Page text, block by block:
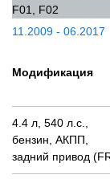
11.2009 - 06.2017
Модификация
4.4 л, 540 л.с.,
бензин, АКПП,
задний привод